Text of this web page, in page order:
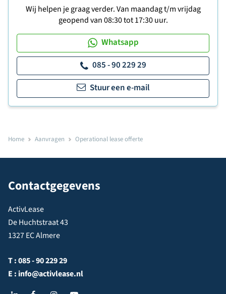
Wij helpen je graag verder. Van maandag t/m vrijdag
geopend van 08:30 tot 17:30 uur.
Whatsapp
085 - 90 229 29
Stuur een e-mail
Home Aanvragen Operational lease offerte
Contactgegevens
ActivLease
De Huchtstraat 43
1327 EC Almere
T :085 - 90 229 29
E : info@activlease.nl